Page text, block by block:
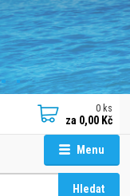
Menu
Hledat
0 ks
za 0,00 Kč